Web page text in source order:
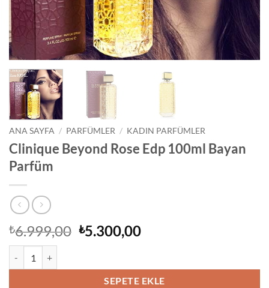
ANA SAYFA / PARFÜMLER / KADIN PARFÜMLER
Clinique Beyond Rose Edp 100ml Bayan
Parfüm
₺6.999,00 Orijinal
₺5.300,00Şu
₺5.300,00.
SEPETE EKLE